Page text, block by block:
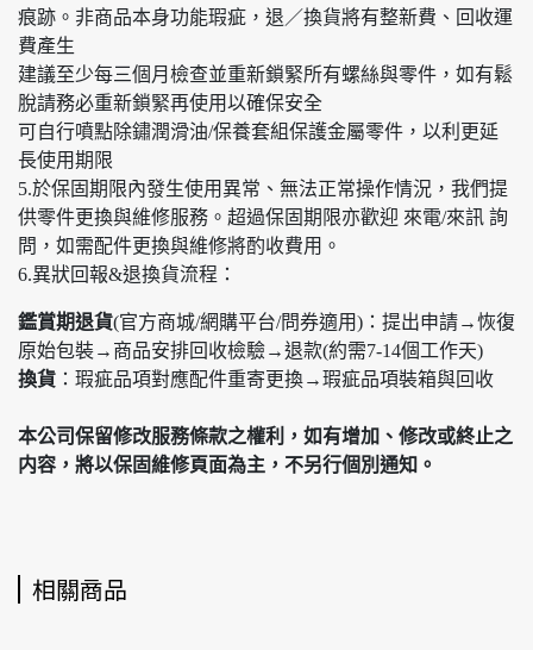
痕跡。非商品本身功能瑕疵，退／換貨將有整新費、回收運
費產生
建議至少每三個月檢查並重新鎖緊所有螺絲與零件，如有鬆
脫請務必重新鎖緊再使用以確保安全
可自行噴點除鏽潤滑油/保養套組保護金屬零件，以利更延
長使用期限
5.於保固期限內發生使用異常、無法正常操作情況，我們提
供零件更換與維修服務。超過保固期限亦歡迎 來電/來訊 詢
問，如需配件更換與維修將酌收費用。
6.異狀回報&退換貨流程：
鑑賞期退貨(官方商城/網購平台/問券適用)：提出申請→恢復
原始包裝→商品安排回收檢驗→退款(約需7-14個工作天)
換貨 ：瑕疵品項對應配件重寄更換→瑕疵品項裝箱與回收
本公司保留修改服務條款之權利，如有增加、修改或終止之
内容，將以保固維修頁面為主，不另行個別通知。
相關商品